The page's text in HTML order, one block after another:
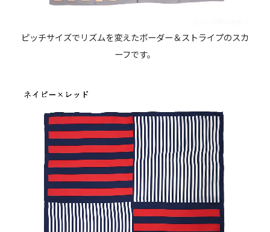
ピッチサイズでリズムを変えたボーダー＆ストライプのスカ
ーフです。